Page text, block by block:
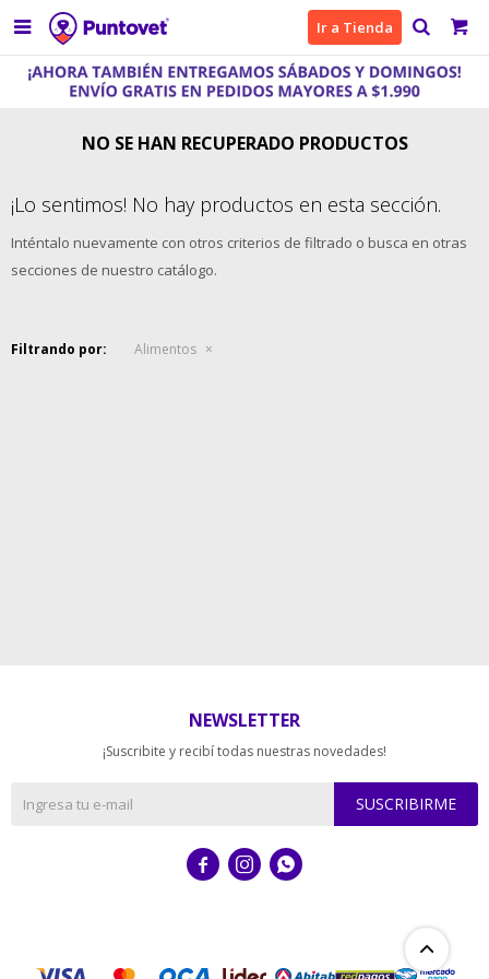
 Ir a Tienda
NO SE HAN RECUPERADO PRODUCTOS
¡Lo sentimos! No hay productos en esta sección.
Inténtalo nuevamente con otros criterios de filtrado o busca en otras
secciones de nuestro catálogo.
Filtrando por: Alimentos
NEWSLETTER
¡Suscribite y recibí todas nuestras novedades!
SUSCRIBIRME
  